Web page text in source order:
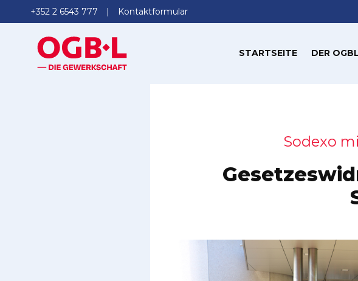
+352 2 6543 777 Kontaktformular
STARTSEITE DER OGBL
Sodexo